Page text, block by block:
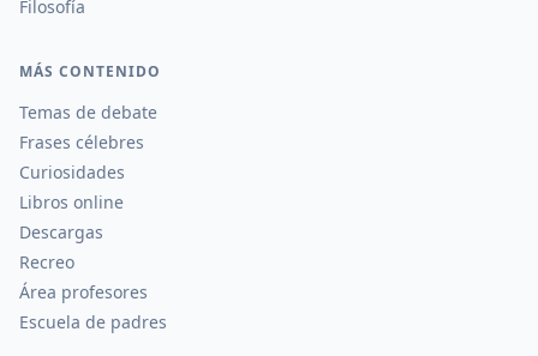
Filosofía
MÁS CONTENIDO
Temas de debate
Frases célebres
Curiosidades
Libros online
Descargas
Recreo
Área profesores
Escuela de padres